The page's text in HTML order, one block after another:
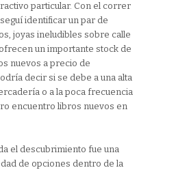
particular. Con el correr
identificar un par de
joyas ineludibles sobre calle
un importante stock de
nuevos a precio de
decir si se debe a una alta
o a la poca frecuencia
encuentro libros nuevos en
el descubrimiento fue una
de opciones dentro de la